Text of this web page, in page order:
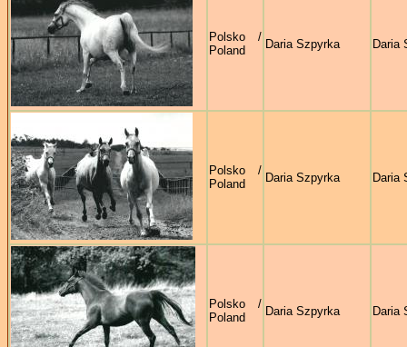
Polsko /
Poland
Daria Szpyrka Daria
Polsko /
Poland
Daria Szpyrka Daria
Polsko /
Poland
Daria Szpyrka Daria